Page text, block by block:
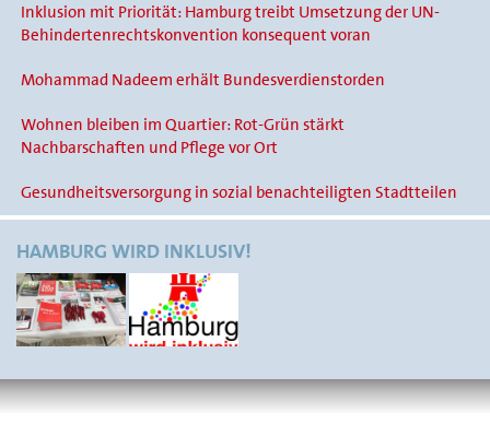
Inklusion mit Priorität: Hamburg treibt Umsetzung der UN-
Behindertenrechtskonvention konsequent voran
Mohammad Nadeem erhält Bundesverdienstorden
Wohnen bleiben im Quartier: Rot-Grün stärkt
Nachbarschaften und Pflege vor Ort
Gesundheitsversorgung in sozial benachteiligten Stadtteilen
HAMBURG WIRD INKLUSIV!